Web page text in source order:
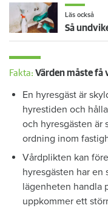
Läs också
Fakta: Värden måste få
En hyresgäst är
hyrestiden och
och hyresgästen är
ordning inom
Vårdplikten kan
hyresgästen har
lägenheten handla
uppkommer ett